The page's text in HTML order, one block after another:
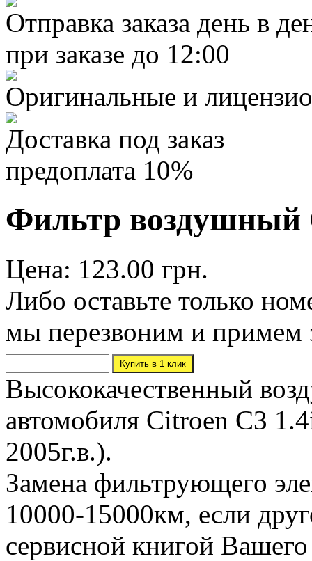
Отправка заказа день в
при заказе до 12:00
Оригинальные и
Доставка под заказ
предоплата 10%
Фильтр воздушный
Цена: 123.00 грн.
Либо оставьте только
мы перезвоним и примем
Высококачественный
автомобиля Citroen C3
2005г.в.).
Замена фильтрующего
10000-15000км, если
сервисной книгой